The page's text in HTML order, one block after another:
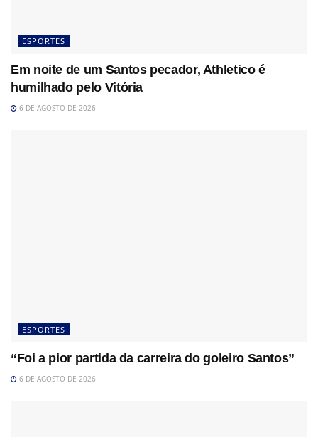
ESPORTES
Em noite de um Santos pecador, Athletico é
humilhado pelo Vitória
6 DE AGOSTO DE 2026
ESPORTES
“Foi a pior partida da carreira do goleiro Santos”
6 DE AGOSTO DE 2026